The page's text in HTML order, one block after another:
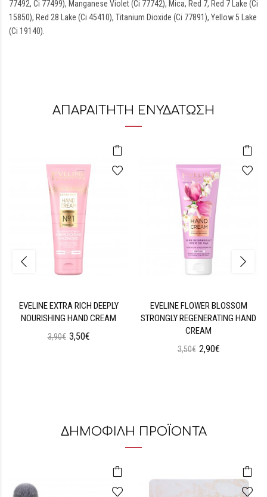
77492, Ci 77499), Manganese Violet (Ci 77742), Mica, Red 7, Red 7 Lake (Ci
15850), Red 28 Lake (Ci 45410), Titanium Dioxide (Ci 77891), Yellow 5 Lake
(Ci 19140).
ΑΠΑΡΑΙΤΗΤΗ ΕΝΥΔΑΤΩΣΗ
EVELINE EXTRA RICH DEEPLY
NOURISHING HAND CREAM
3,90€ 3,50€
EVELINE FLOWER BLOSSOM
STRONGLY REGENERATING HAND
CREAM
3,50€ 2,90€
ΔΗΜΟΦΙΛΗ ΠΡΟΪΟΝΤΑ